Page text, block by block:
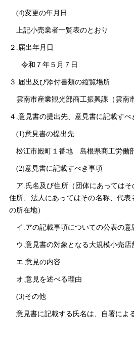
(4)変更の年月日
上記小売業者一覧表のとおり
２.届出年月日
令和７年５月７日
３.届出及び添付書類の縦覧場所
雲南市産業観光部商工振興課（雲南
４.意見書の提出先、意見書に記載すべ
(1)意見書の提出先
松江市殿町１番地 島根県商工労働
(2)意見書に記載すべき事項
ア.氏名及び住所（団体にあってはそ
住所、法人にあってはその名称、代
の所在地）
イ.アの記載事項についての公表の意
ウ.意見書の対象となる大規模小売店
エ.意見の内容
オ.意見を述べる理由
(3)その他
意見書に記載する氏名は、自署によ